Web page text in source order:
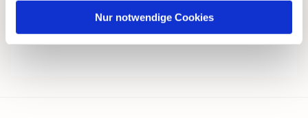
Nur notwendige Cookies